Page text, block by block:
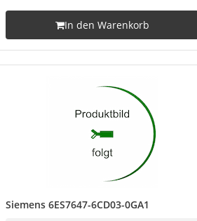
In den Warenkorb
Siemens 6ES7647-6CD03-0GA1